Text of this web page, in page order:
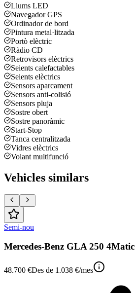
Llums LED
Navegador GPS
Ordinador de bord
Pintura metal·litzada
Portò elèctric
Ràdio CD
Retrovisors elèctrics
Seients calefactables
Seients elèctrics
Sensors aparcament
Sensors anti-colisió
Sensors pluja
Sostre obert
Sostre panoràmic
Start-Stop
Tanca centralitzada
Vidres elèctrics
Volant multifunció
Vehicles similars
Semi-nou
Mercedes-Benz GLA 250 4Matic
48.700 €Des de 1.038 €/mes